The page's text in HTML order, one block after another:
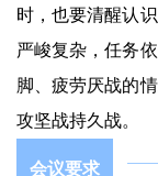
时，也要清醒认
严峻复杂，任务
脚、疲劳厌战的
攻坚战持久战。
会议要求